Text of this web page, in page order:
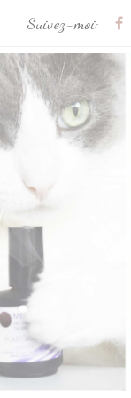
Suivez-moi: